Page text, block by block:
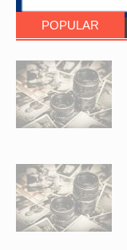
POPULAR